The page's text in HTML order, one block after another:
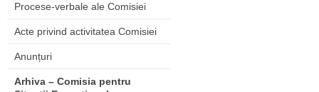
Procese-verbale ale Comisiei
Acte privind activitatea Comisiei
Anunțuri
Arhiva – Comisia pentru